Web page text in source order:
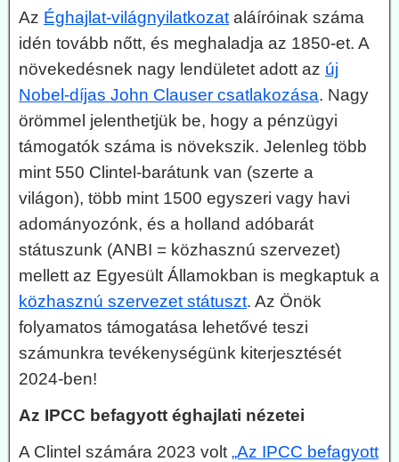
Az Éghajlat-világnyilatkozat aláíróinak száma
idén tovább nőtt, és meghaladja az 1850-et. A
növekedésnek nagy lendületet adott az új
Nobel-díjas John Clauser csatlakozása. Nagy
örömmel jelenthetjük be, hogy a pénzügyi
támogatók száma is növekszik. Jelenleg több
mint 550 Clintel-barátunk van (szerte a
világon), több mint 1500 egyszeri vagy havi
adományozónk, és a holland adóbarát
státuszunk (ANBI = közhasznú szervezet)
mellett az Egyesült Államokban is megkaptuk a
közhasznú szervezet státuszt. Az Önök
folyamatos támogatása lehetővé teszi
számunkra tevékenységünk kiterjesztését
2024-ben!
Az IPCC befagyott éghajlati nézetei
A Clintel számára 2023 volt „Az IPCC befagyott